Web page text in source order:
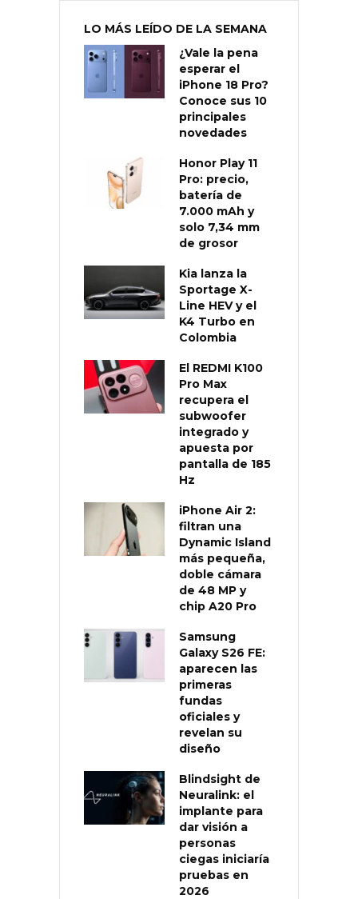
LO MÁS LEÍDO DE LA SEMANA
¿Vale la pena
esperar el
iPhone 18 Pro?
Conoce sus 10
principales
novedades
Honor Play 11
Pro: precio,
batería de
7.000 mAh y
solo 7,34 mm
de grosor
Kia lanza la
Sportage X-
Line HEV y el
K4 Turbo en
Colombia
El REDMI K100
Pro Max
recupera el
subwoofer
integrado y
apuesta por
pantalla de 185
Hz
iPhone Air 2:
filtran una
Dynamic Island
más pequeña,
doble cámara
de 48 MP y
chip A20 Pro
Samsung
Galaxy S26 FE:
aparecen las
primeras
fundas
oficiales y
revelan su
diseño
Blindsight de
Neuralink: el
implante para
dar visión a
personas
ciegas iniciaría
pruebas en
2026